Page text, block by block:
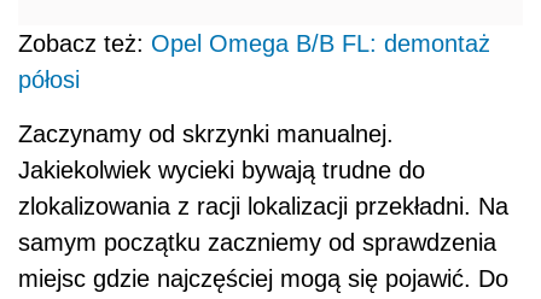
Zobacz też: Opel Omega B/B FL: demontaż
półosi
Zaczynamy od skrzynki manualnej.
Jakiekolwiek wycieki bywają trudne do
zlokalizowania z racji lokalizacji przekładni. Na
samym początku zaczniemy od sprawdzenia
miejsc gdzie najczęściej mogą się pojawić. Do